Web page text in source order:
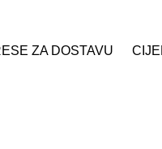
ZA DOSTAVU